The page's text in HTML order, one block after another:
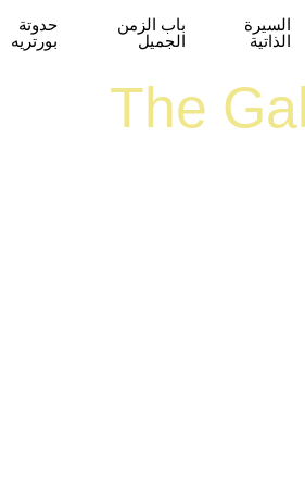
السيرة
الذاتية
باب الزمن
الجميل
حدوتة
بورتريه
The